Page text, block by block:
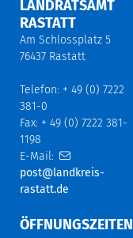
LANDRATSAMT
RASTATT
Am Schlossplatz 5
76437 Rastatt
Telefon: + 49 (0) 7222
381-0
Fax: + 49 (0) 7222 381-
1198
E-Mail:
post@landkreis-
rastatt.de
ÖFFNUNGSZEITEN